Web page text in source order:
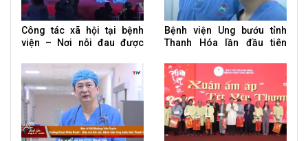
Công tác xã hội tại bệnh
viện – Nơi nỗi đau được
Bệnh viện Ung bướu tỉnh
Thanh Hóa lần đầu tiên